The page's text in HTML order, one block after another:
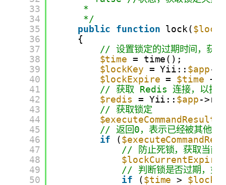
33
34
35
36
37
38
39
40
41
42
43
44
45
46
47
48
49
50
*
*/
public
function lock(
{
// 设置锁定的过期时间，获取
$time = time();
$lockKey = Yii:: $app-
$lockExpire = $time +
// 获取 Redis 连接，以执行
$redis
= Yii:: $app-
// 获取锁定
$executeCommandResult
// 返回0，表示已经被其他客
if
(
// 防止死锁，获取当前
$lockCurrentExpire
// 判断锁是否过期，如
if
($time >